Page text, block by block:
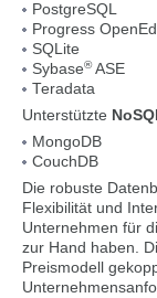
PostgreSQL
Progress
SQLite
Sybase®ASE
Teradata
Unterstützte
MongoDB
CouchDB
Die robuste
Flexibilität und
Unternehmen für
zur Hand haben.
Preismodell